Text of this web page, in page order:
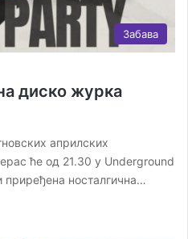
Забава
диско журка
априлских
ће од 21.30 у Underground
приређена носталгична…